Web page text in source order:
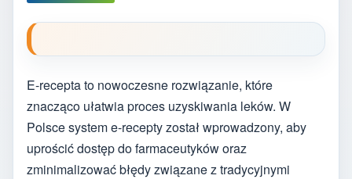
E-recepta to nowoczesne rozwiązanie, które
znacząco ułatwia proces uzyskiwania leków. W
Polsce system e-recepty został wprowadzony, aby
uprościć dostęp do farmaceutyków oraz
zminimalizować błędy związane z tradycyjnymi